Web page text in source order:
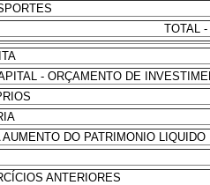
TOTAL
- ORÇAMENTO DE
DO PATRIMONIO LIQUIDO
ANTERIORES